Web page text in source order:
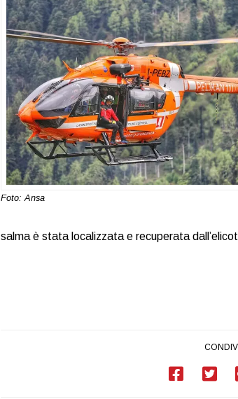
Foto: Ansa
salma è stata localizzata e recuperata